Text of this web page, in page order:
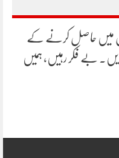
میں حاصل کرنے کے
بے فکر رہیں، ہمیں